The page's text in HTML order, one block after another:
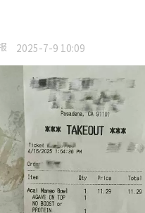
2025-7-9 10:09